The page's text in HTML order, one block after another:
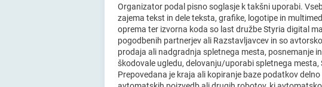
Organizator podal pisno soglasje k takšni uporabi.
zajema tekst in dele teksta, grafike, logotipe in
oprema ter izvorna koda so last družbe Styria digital
pogodbenih partnerjev ali Razstavljavcev in so
prodaja ali nadgradnja spletnega mesta, posnemanje
škodovale ugledu, delovanju/uporabi spletnega
Prepovedana je kraja ali kopiranje baze podatkov